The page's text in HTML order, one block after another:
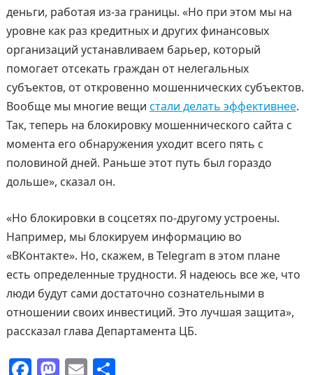
деньги, работая из-за границы. «Но при этом мы на
уровне как раз кредитных и других финансовых
организаций устанавливаем барьер, который
помогает отсекать граждан от нелегальных
субъектов, от откровенно мошеннических субъектов.
Вообще мы многие вещи стали делать эффективнее.
Так, теперь на блокировку мошеннического сайта с
момента его обнаружения уходит всего пять с
половиной дней. Раньше этот путь был гораздо
дольше», сказал он.
«Но блокировки в соцсетях по-другому устроены.
Например, мы блокируем информацию во
«ВКонтакте». Но, скажем, в Telegram в этом плане
есть определенные трудности. Я надеюсь все же, что
люди будут сами достаточно сознательными в
отношении своих инвестиций. Это лучшая защита»,
рассказал глава Департамента ЦБ.
F M E О